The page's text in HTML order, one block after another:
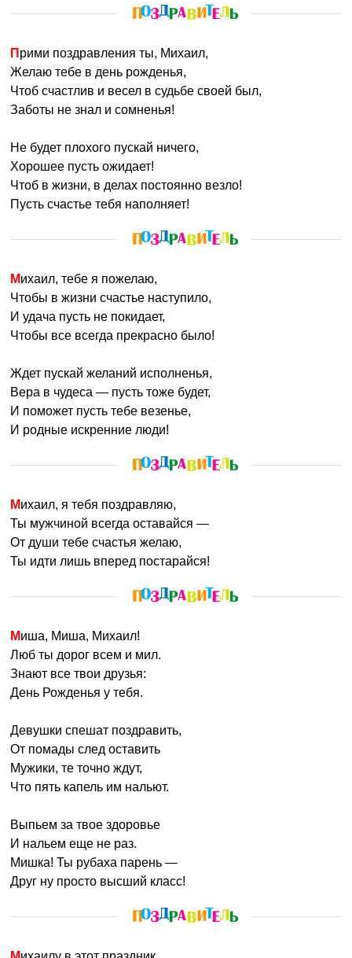
Прими поздравления ты, Михаил,
Желаю тебе в день рожденья,
Чтоб счастлив и весел в судьбе своей был,
Заботы не знал и сомненья!
Не будет плохого пускай ничего,
Хорошее пусть ожидает!
Чтоб в жизни, в делах постоянно везло!
Пусть счастье тебя наполняет!
Михаил, тебе я пожелаю,
Чтобы в жизни счастье наступило,
И удача пусть не покидает,
Чтобы все всегда прекрасно было!
Ждет пускай желаний исполненья,
Вера в чудеса — пусть тоже будет,
И поможет пусть тебе везенье,
И родные искренние люди!
Михаил, я тебя поздравляю,
Ты мужчиной всегда оставайся —
От души тебе счастья желаю,
Ты идти лишь вперед постарайся!
Миша, Миша, Михаил!
Люб ты дорог всем и мил.
Знают все твои друзья:
День Рожденья у тебя.
Девушки спешат поздравить,
От помады след оставить
Мужики, те точно ждут,
Что пять капель им нальют.
Выпьем за твое здоровье
И нальем еще не раз.
Мишка! Ты рубаха парень —
Друг ну просто высший класс!